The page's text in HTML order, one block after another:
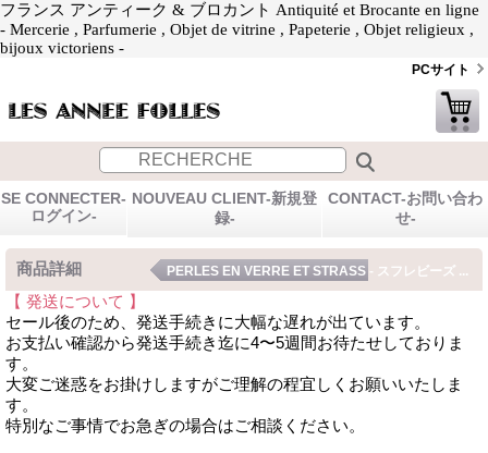
フランス アンティーク & ブロカント Antiquité et Brocante en ligne
- Mercerie , Parfumerie , Objet de vitrine , Papeterie , Objet religieux ,
bijoux victoriens -
PCサイト
SE CONNECTER-
ログイン-
NOUVEAU CLIENT-新規登
録-
CONTACT-お問い合わ
せ-
商品詳細 PERLES EN VERRE ET STRASS - スフレビーズ ...
【 発送について 】
セール後のため、発送手続きに大幅な遅れが出ています。
お支払い確認から発送手続き迄に4〜5週間お待たせしておりま
す。
大変ご迷惑をお掛けしますがご理解の程宜しくお願いいたしま
す。
特別なご事情でお急ぎの場合はご相談ください。